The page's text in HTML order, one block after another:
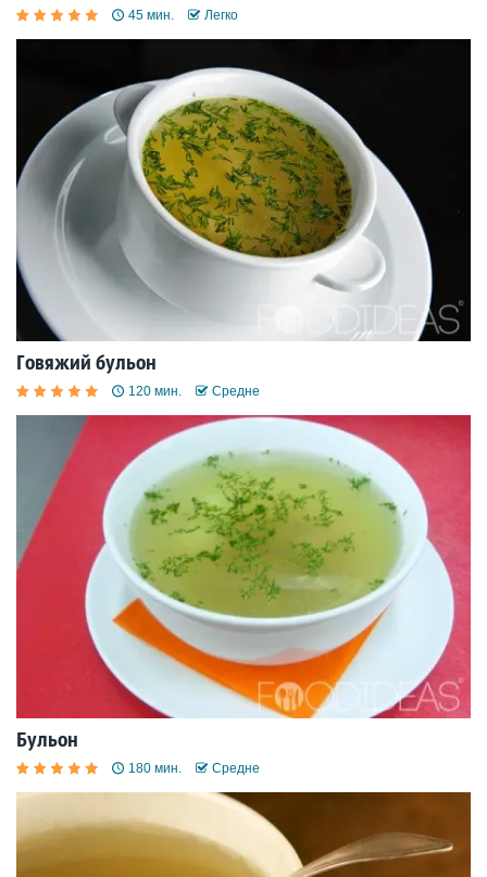
45 мин. Легко
Говяжий бульон
120 мин. Средне
Бульон
180 мин. Средне